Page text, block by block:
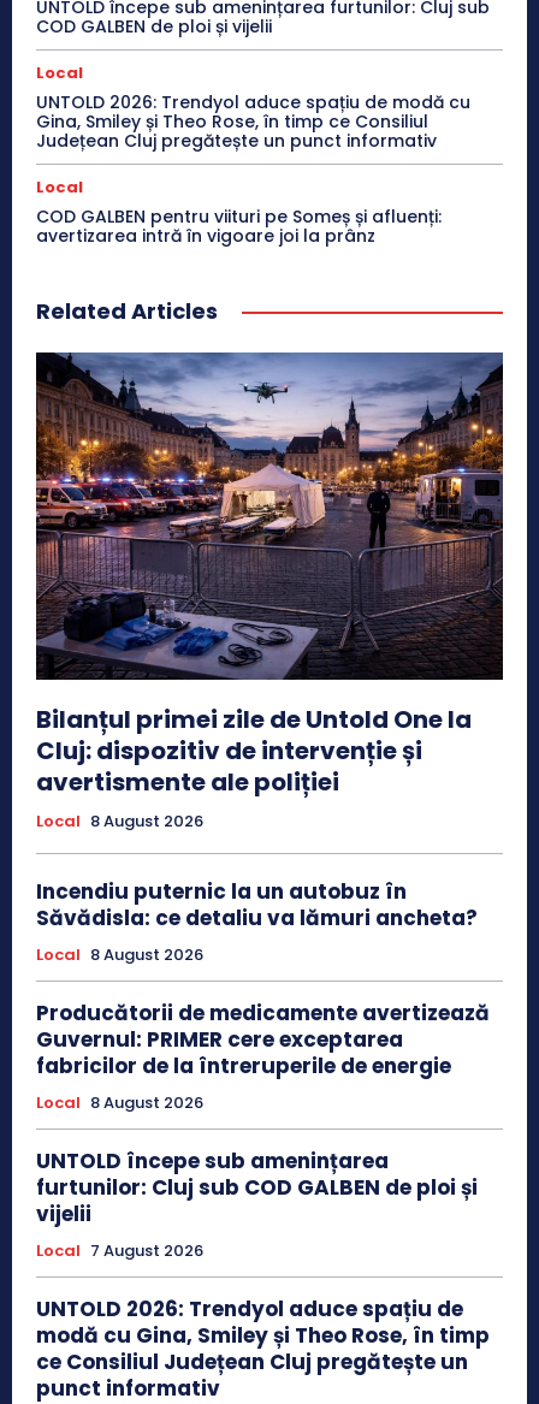
UNTOLD începe sub amenințarea furtunilor: Cluj sub
COD GALBEN de ploi și vijelii
Local
UNTOLD 2026: Trendyol aduce spațiu de modă cu
Gina, Smiley și Theo Rose, în timp ce Consiliul
Județean Cluj pregătește un punct informativ
Local
COD GALBEN pentru viituri pe Someș și afluenți:
avertizarea intră în vigoare joi la prânz
Related Articles
Bilanțul primei zile de Untold One la
Cluj: dispozitiv de intervenție și
avertismente ale poliției
Local 8 August 2026
Incendiu puternic la un autobuz în
Săvădisla: ce detaliu va lămuri ancheta?
Local 8 August 2026
Producătorii de medicamente avertizează
Guvernul: PRIMER cere exceptarea
fabricilor de la întreruperile de energie
Local 8 August 2026
UNTOLD începe sub amenințarea
furtunilor: Cluj sub COD GALBEN de ploi și
vijelii
Local 7 August 2026
UNTOLD 2026: Trendyol aduce spațiu de
modă cu Gina, Smiley și Theo Rose, în timp
ce Consiliul Județean Cluj pregătește un
punct informativ